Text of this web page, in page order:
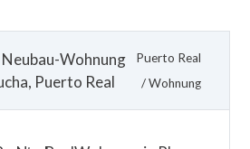
Wohnung
Puerto Real
Puerto Real
/Wohnung